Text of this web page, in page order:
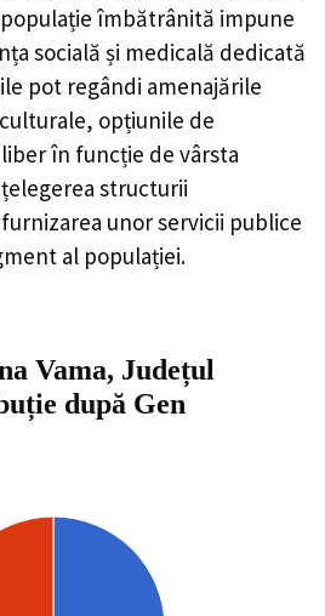
îmbătrânită impune
socială și medicală dedicată
pot regândi amenajările
opțiunile de
în funcție de vârsta
structurii
unor servicii publice
al populației.
Vama, Județul
după Gen